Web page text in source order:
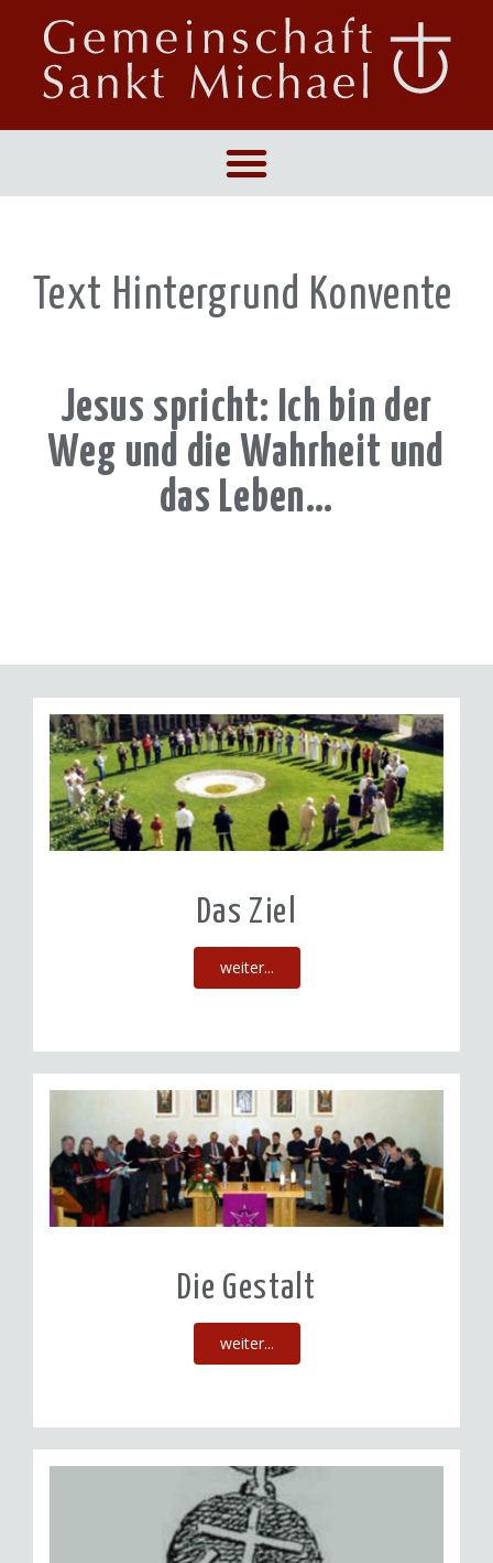
Text Hintergrund Konvente
Jesus spricht: Ich bin der
Weg und die Wahrheit und
das Leben…
Das Ziel
weiter...
Die Gestalt
weiter...